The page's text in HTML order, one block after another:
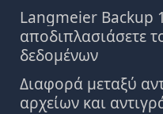
Langmeier Backup
αποδιπλασιάσετε
δεδομένων
Διαφορά μεταξύ
αρχείων και